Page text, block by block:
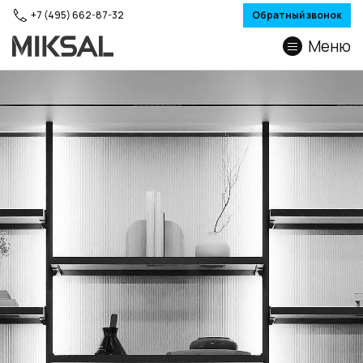
+7 (495) 662-87-32 Обратный звонок
Меню